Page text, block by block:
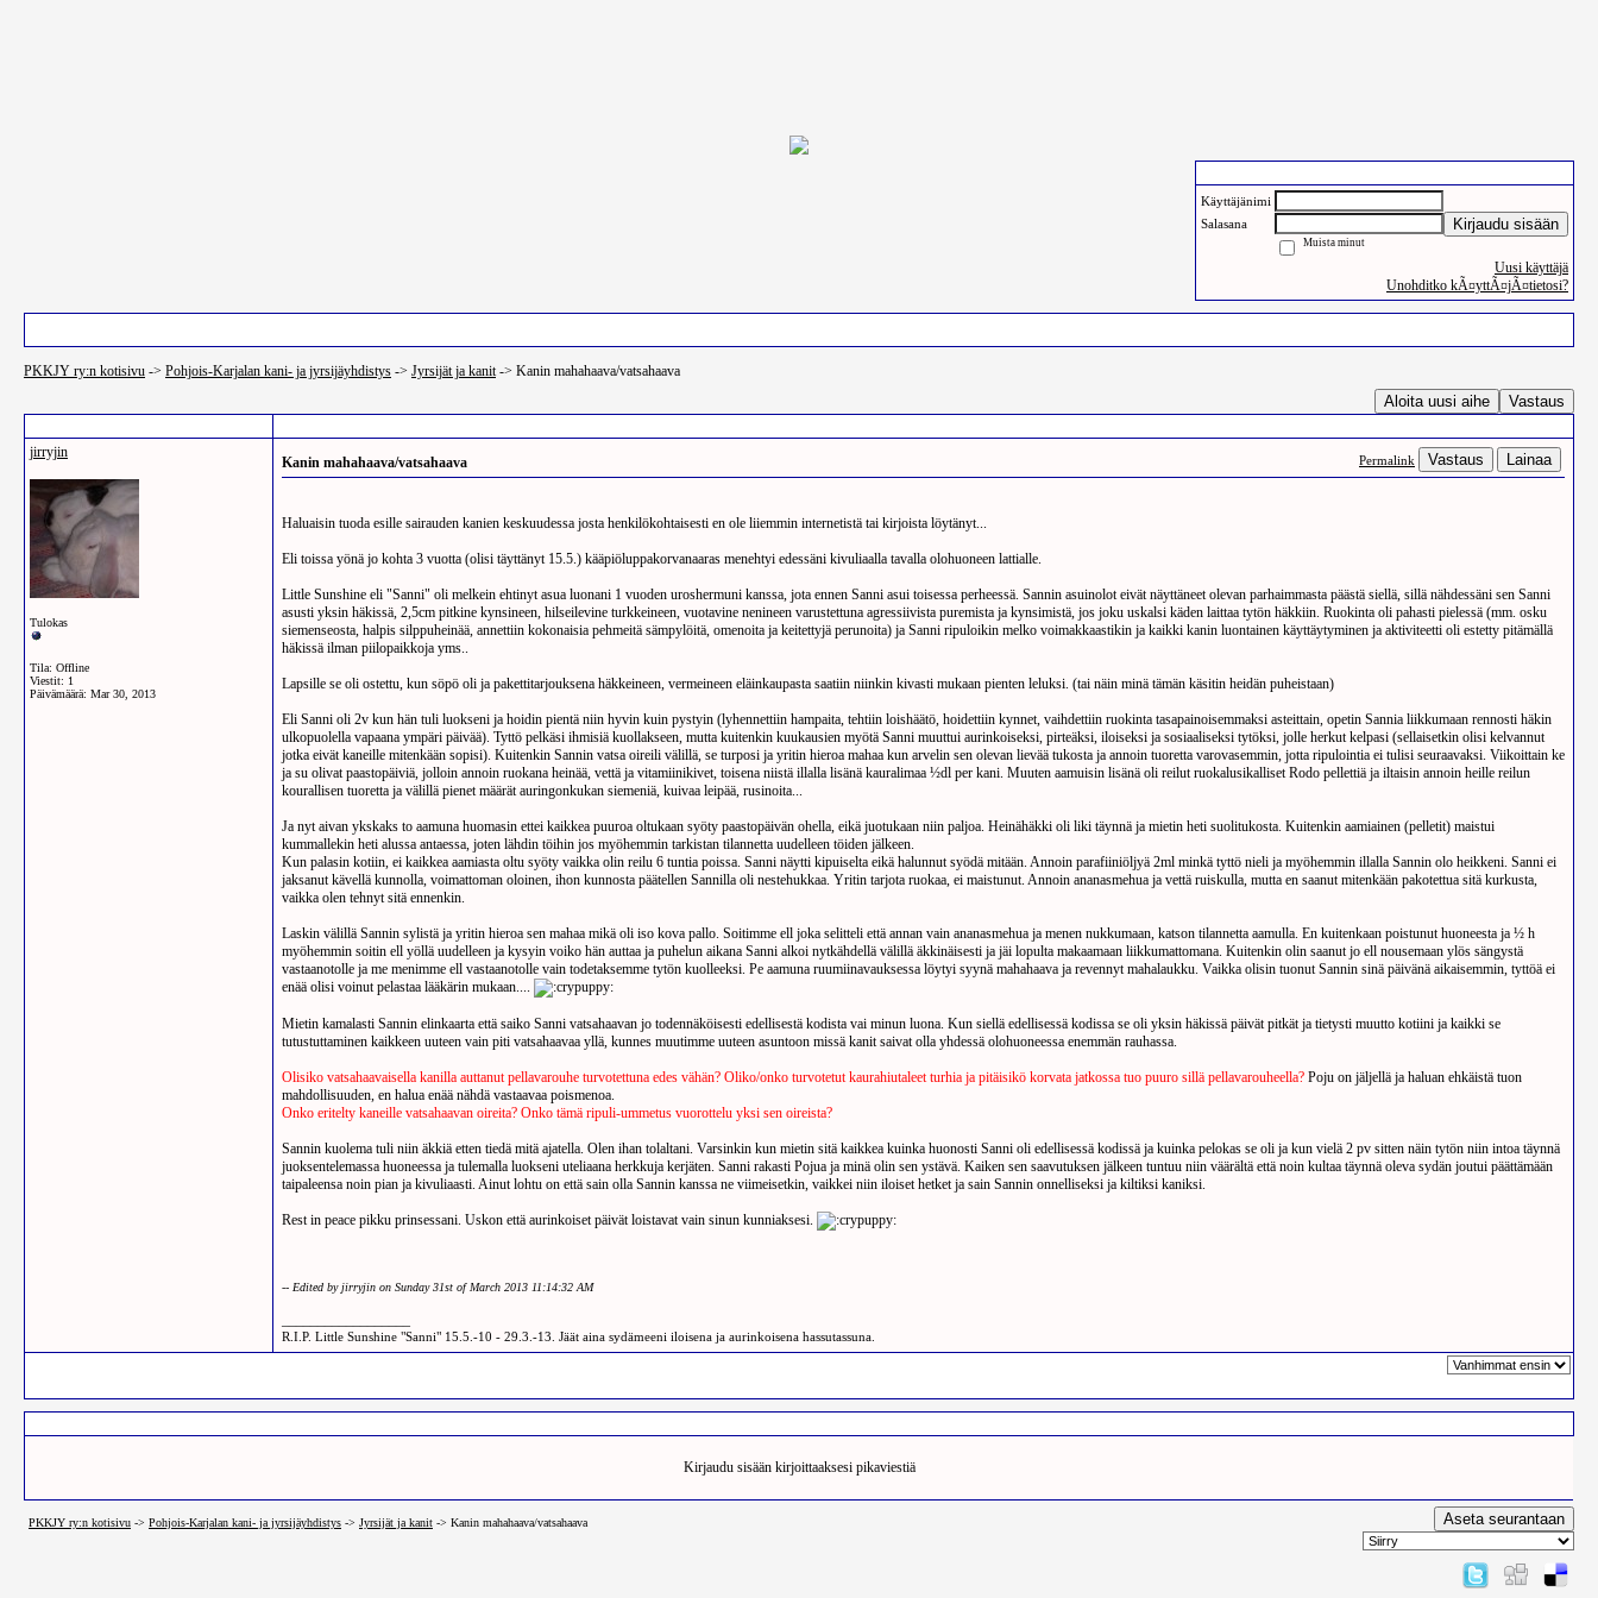
Käyttäjänimi
Salasana
Kirjaudu sisään
Muista minut
Uusi käyttäjä
Unohditko kÃ¤yttÃ¤jÃ¤tietosi?
PKKJY ry:n kotisivu -> Pohjois-Karjalan kani- ja jyrsijäyhdistys -> Jyrsijät ja kanit-> Kanin mahahaava/vatsahaava
Aloita uusi aihe Vastaus
jirryjin
Tulokas
Tila: Offline
Viestit: 1
Päivämäärä: Mar 30, 2013
Kanin mahahaava/vatsahaava Permalink Vastaus Lainaa
Haluaisin tuoda esille sairauden kanien keskuudessa josta henkilökohtaisesti en ole liiemmin internetistä tai kirjoista löytänyt...
Eli toissa yönä jo kohta 3 vuotta (olisi täyttänyt 15.5.) kääpiöluppakorvanaaras menehtyi edessäni kivuliaalla tavalla olohuoneen lattialle.
Little Sunshine eli "Sanni" oli melkein ehtinyt asua luonani 1 vuoden uroshermuni kanssa, jota ennen Sanni asui toisessa perheessä. Sannin asuinolot eivät näyttäneet olevan parhaimmasta päästä siellä, sillä nähdessäni sen Sanni
asusti yksin häkissä, 2,5cm pitkine kynsineen, hilseilevine turkkeineen, vuotavine nenineen varustettuna agressiivista puremista ja kynsimistä, jos joku uskalsi käden laittaa tytön häkkiin. Ruokinta oli pahasti pielessä (mm. osku
siemenseosta, halpis silppuheinää, annettiin kokonaisia pehmeitä sämpylöitä, omenoita ja keitettyjä perunoita) ja Sanni ripuloikin melko voimakkaastikin ja kaikki kanin luontainen käyttäytyminen ja aktiviteetti oli estetty pitämällä
häkissä ilman piilopaikkoja yms..
Lapsille se oli ostettu, kun söpö oli ja pakettitarjouksena häkkeineen, vermeineen eläinkaupasta saatiin niinkin kivasti mukaan pienten leluksi. (tai näin minä tämän käsitin heidän puheistaan)
Eli Sanni oli 2v kun hän tuli luokseni ja hoidin pientä niin hyvin kuin pystyin (lyhennettiin hampaita, tehtiin loishäätö, hoidettiin kynnet, vaihdettiin ruokinta tasapainoisemmaksi asteittain, opetin Sannia liikkumaan rennosti häkin
ulkopuolella vapaana ympäri päivää). Tyttö pelkäsi ihmisiä kuollakseen, mutta kuitenkin kuukausien myötä Sanni muuttui aurinkoiseksi, pirteäksi, iloiseksi ja sosiaaliseksi tytöksi, jolle herkut kelpasi (sellaisetkin olisi kelvannut
jotka eivät kaneille mitenkään sopisi). Kuitenkin Sannin vatsa oireili välillä, se turposi ja yritin hieroa mahaa kun arvelin sen olevan lievää tukosta ja annoin tuoretta varovasemmin, jotta ripulointia ei tulisi seuraavaksi. Viikoittain ke
ja su olivat paastopäiviä, jolloin annoin ruokana heinää, vettä ja vitamiinikivet, toisena niistä illalla lisänä kauralimaa ½dl per kani. Muuten aamuisin lisänä oli reilut ruokalusikalliset Rodo pellettiä ja iltaisin annoin heille reilun
kourallisen tuoretta ja välillä pienet määrät auringonkukan siemeniä, kuivaa leipää, rusinoita...
Ja nyt aivan ykskaks to aamuna huomasin ettei kaikkea puuroa oltukaan syöty paastopäivän ohella, eikä juotukaan niin paljoa. Heinähäkki oli liki täynnä ja mietin heti suolitukosta. Kuitenkin aamiainen (pelletit) maistui
kummallekin heti alussa antaessa, joten lähdin töihin jos myöhemmin tarkistan tilannetta uudelleen töiden jälkeen.
Kun palasin kotiin, ei kaikkea aamiasta oltu syöty vaikka olin reilu 6 tuntia poissa. Sanni näytti kipuiselta eikä halunnut syödä mitään. Annoin parafiiniöljyä 2ml minkä tyttö nieli ja myöhemmin illalla Sannin olo heikkeni. Sanni ei
jaksanut kävellä kunnolla, voimattoman oloinen, ihon kunnosta päätellen Sannilla oli nestehukkaa. Yritin tarjota ruokaa, ei maistunut. Annoin ananasmehua ja vettä ruiskulla, mutta en saanut mitenkään pakotettua sitä kurkusta,
vaikka olen tehnyt sitä ennenkin.
Laskin välillä Sannin sylistä ja yritin hieroa sen mahaa mikä oli iso kova pallo. Soitimme ell joka selitteli että annan vain ananasmehua ja menen nukkumaan, katson tilannetta aamulla. En kuitenkaan poistunut huoneesta ja ½ h
myöhemmin soitin ell yöllä uudelleen ja kysyin voiko hän auttaa ja puhelun aikana Sanni alkoi nytkähdellä välillä äkkinäisesti ja jäi lopulta makaamaan liikkumattomana. Kuitenkin olin saanut jo ell nousemaan ylös sängystä
vastaanotolle ja me menimme ell vastaanotolle vain todetaksemme tytön kuolleeksi. Pe aamuna ruumiinavauksessa löytyi syynä mahahaava ja revennyt mahalaukku. Vaikka olisin tuonut Sannin sinä päivänä aikaisemmin, tyttöä ei
enää olisi voinut pelastaa lääkärin mukaan....
Mietin kamalasti Sannin elinkaarta että saiko Sanni vatsahaavan jo todennäköisesti edellisestä kodista vai minun luona. Kun siellä edellisessä kodissa se oli yksin häkissä päivät pitkät ja tietysti muutto kotiini ja kaikki se
tutustuttaminen kaikkeen uuteen vain piti vatsahaavaa yllä, kunnes muutimme uuteen asuntoon missä kanit saivat olla yhdessä olohuoneessa enemmän rauhassa.
Olisiko vatsahaavaisella kanilla auttanut pellavarouhe turvotettuna edes vähän? Oliko/onko turvotetut kaurahiutaleet turhia ja pitäisikö korvata jatkossa tuo puuro sillä pellavarouheella? Poju on jäljellä ja haluan ehkäistä tuon
mahdollisuuden, en halua enää nähdä vastaavaa poismenoa.
Onko eritelty kaneille vatsahaavan oireita? Onko tämä ripuli-ummetus vuorottelu yksi sen oireista?
Sannin kuolema tuli niin äkkiä etten tiedä mitä ajatella. Olen ihan tolaltani. Varsinkin kun mietin sitä kaikkea kuinka huonosti Sanni oli edellisessä kodissä ja kuinka pelokas se oli ja kun vielä 2 pv sitten näin tytön niin intoa täynnä
juoksentelemassa huoneessa ja tulemalla luokseni uteliaana herkkuja kerjäten. Sanni rakasti Pojua ja minä olin sen ystävä. Kaiken sen saavutuksen jälkeen tuntuu niin väärältä että noin kultaa täynnä oleva sydän joutui päättämään
taipaleensa noin pian ja kivuliaasti. Ainut lohtu on että sain olla Sannin kanssa ne viimeisetkin, vaikkei niin iloiset hetket ja sain Sannin onnelliseksi ja kiltiksi kaniksi.
Rest in peace pikku prinsessani. Uskon että aurinkoiset päivät loistavat vain sinun kunniaksesi.
-- Edited by jirryjin on Sunday 31st of March 2013 11:14:32 AM
R.I.P. Little Sunshine "Sanni" 15.5.-10 - 29.3.-13. Jäät aina sydämeeni iloisena ja aurinkoisena hassutassuna.
Kirjaudu sisään kirjoittaaksesi pikaviestiä
PKKJY ry:n kotisivu -> Pohjois-Karjalan kani- ja jyrsijäyhdistys -> Jyrsijät ja kanit -> Kanin mahahaava/vatsahaava Aseta seurantaan